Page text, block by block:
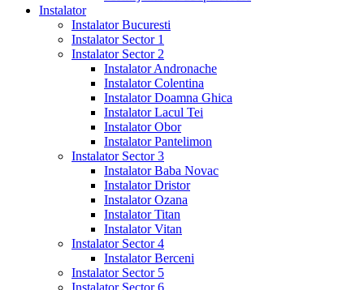
Instalator
Instalator Bucuresti
Instalator Sector 1
Instalator Sector 2
Instalator Andronache
Instalator Colentina
Instalator Doamna Ghica
Instalator Lacul Tei
Instalator Obor
Instalator Pantelimon
Instalator Sector 3
Instalator Baba Novac
Instalator Dristor
Instalator Ozana
Instalator Titan
Instalator Vitan
Instalator Sector 4
Instalator Berceni
Instalator Sector 5
Instalator Sector 6